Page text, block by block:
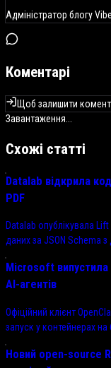
Адміністратор блогу
Коментарі
Щоб залишити
Завантаження...
Схожі статті
Datalab відкрила
PDF
Datalab опублікувала
даних за JSON Schema з
Microsoft випустила
AI-агентів
Офіційний клієнт
запуск у контейнерах
Новий open-source